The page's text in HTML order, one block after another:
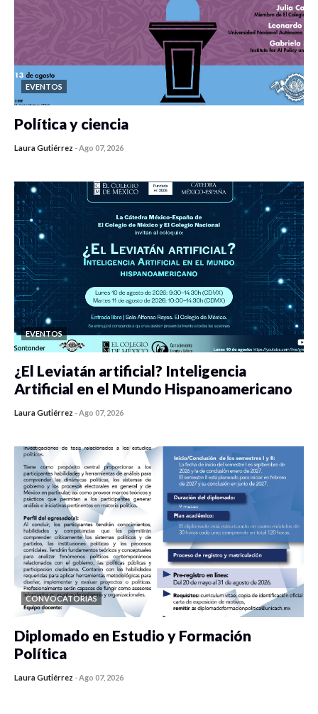
EVENTOS
Política y ciencia
Laura Gutiérrez -Ago 07, 2026
EVENTOS
¿El Leviatán artificial? Inteligencia
Artificial en el Mundo Hispanoamericano
Laura Gutiérrez -Ago 07, 2026
CONVOCATORIAS
Diplomado en Estudio y Formación
Política
Laura Gutiérrez -Ago 07, 2026